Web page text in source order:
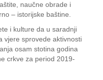
naučne obrade i
– istorijske baštine.
i kulture da u saradnji
vjere sprovede aktivnosti
osam stotina godina
crkve za period 2019-